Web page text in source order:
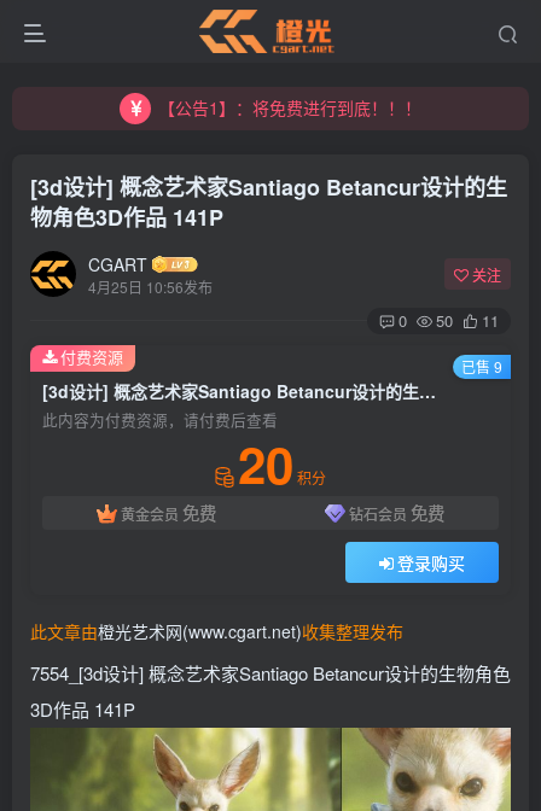
【公告1】：将免费进行到底！！！
【公告1】：将免费进行到底！！！
[3d设计] 概念艺术家Santiago Betancur设计的生
物角色3D作品 141P
CGART
4月25日 10:56发布
关注
0 50 11
[3d设计] 概念艺术家Santiago Betancur设计的生物角色3D作品 141P
此内容为付费资源，请付费后查看
20 积分
黄金会员 免费 钻石会员 免费
登录购买
付费资源 已售 9
此文章由橙光艺术网(www.cgart.net)收集整理发布
7554_[3d设计] 概念艺术家Santiago Betancur设计的生物角色
3D作品 141P